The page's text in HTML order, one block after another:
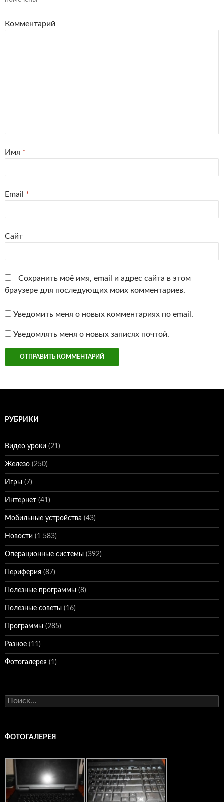
Комментарий
Имя *
Email *
Сайт
Сохранить моё имя, email и адрес сайта в этом
браузере для последующих моих комментариев.
Уведомить меня о новых комментариях по email.
Уведомлять меня о новых записях почтой.
РУБРИКИ
Видео уроки (21)
Железо (250)
Игры (7)
Интернет (41)
Мобильные устройства (43)
Новости (1 583)
Операционные системы (392)
Периферия (87)
Полезные программы (8)
Полезные советы (16)
Программы (285)
Разное (11)
Фотогалерея (1)
Найти:
ФОТОГАЛЕРЕЯ